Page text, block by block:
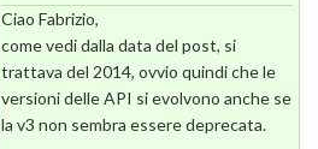
Ciao Fabrizio,
come vedi dalla data del post, si
trattava del 2014, ovvio quindi che le
versioni delle API si evolvono anche se
la v3 non sembra essere deprecata.